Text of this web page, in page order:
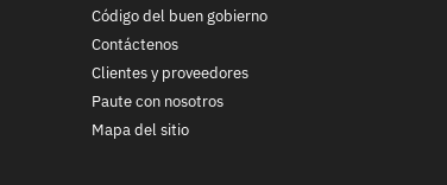
Código del buen gobierno
Contáctenos
Clientes y proveedores
Paute con nosotros
Mapa del sitio